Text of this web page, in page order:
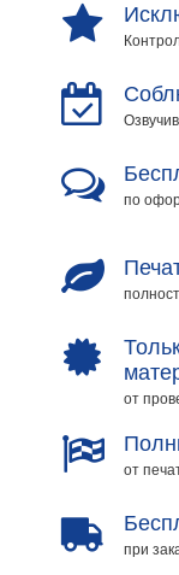
по
от
от
при